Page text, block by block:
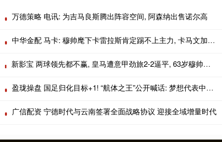
万德策略 电讯: 为吉马良斯腾出阵容空间, 阿森纳出售诺尔高
中华金配 马卡: 穆帅麾下卡雷拉斯肯定踢不上主力, 卡马文加更没戏
新影宝 两球领先都不赢, 皇马遭意甲劲旅2-2逼平, 63岁穆帅无缘上任2连胜
盈珑操盘 国足归化目标+1! “航体之王”公开喊话: 梦想代表中国队出战!
广信配资 宁德时代与云南签署全面战略协议 迎接全域增量时代